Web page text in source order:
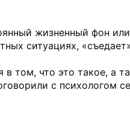
жизненный фон
ситуациях,
том, что это такое, а
с психологом